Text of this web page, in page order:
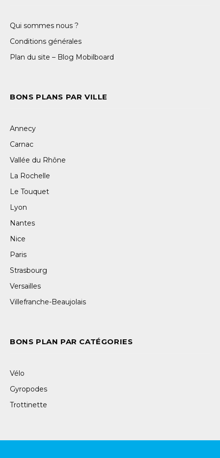
Qui sommes nous ?
Conditions générales
Plan du site – Blog Mobilboard
BONS PLANS PAR VILLE
Annecy
Carnac
Vallée du Rhône
La Rochelle
Le Touquet
Lyon
Nantes
Nice
Paris
Strasbourg
Versailles
Villefranche-Beaujolais
BONS PLAN PAR CATÉGORIES
Vélo
Gyropodes
Trottinette